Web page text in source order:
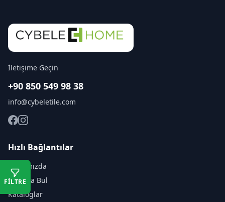
FİLTRE
İletişime Geçin
+90 850 549 98 38
info@cybeletile.com
Hızlı Bağlantılar
Hakkımızda
Mağaza Bul
Kataloglar